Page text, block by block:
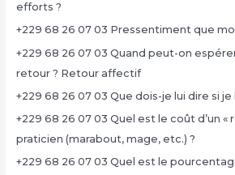
efforts ?
+229 68 26 07 03 Pressentiment que
+229 68 26 07 03 Quand peut-on
retour ? Retour affectif
+229 68 26 07 03 Que dois-je lui dire si
+229 68 26 07 03 Quel est le coût d’un «
praticien (marabout, mage, etc.) ?
+229 68 26 07 03 Quel est le